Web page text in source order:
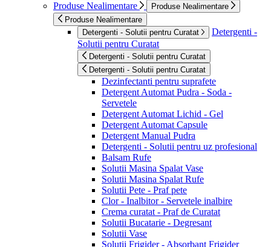
Produse Nealimentare
Produse Nealimentare
Produse Nealimentare
Detergenti - Solutii pentru Curatat
Detergenti -
Solutii pentru Curatat
Detergenti - Solutii pentru Curatat
Detergenti - Solutii pentru Curatat
Dezinfectanti pentru suprafete
Detergent Automat Pudra - Soda -
Servetele
Detergent Automat Lichid - Gel
Detergent Automat Capsule
Detergent Manual Pudra
Detergenti - Solutii pentru uz profesional
Balsam Rufe
Solutii Masina Spalat Vase
Solutii Masina Spalat Rufe
Solutii Pete - Praf pete
Clor - Inalbitor - Servetele inalbire
Crema curatat - Praf de Curatat
Solutii Bucatarie - Degresant
Solutii Vase
Solutii Frigider - Absorbant Frigider